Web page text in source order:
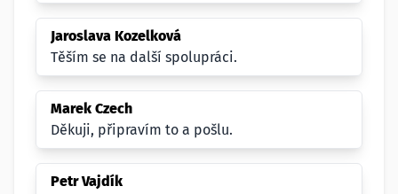
Jaroslava Kozelková
Těším se na další spolupráci.
Marek Czech
Děkuji, připravím to a pošlu.
Petr Vajdík